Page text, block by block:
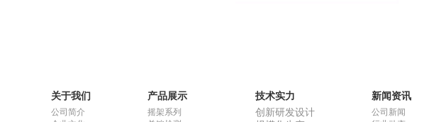
关于我们
公司简介
产品展示
摇架系列
技术实力
创新研发设计
新闻资讯
公司新闻